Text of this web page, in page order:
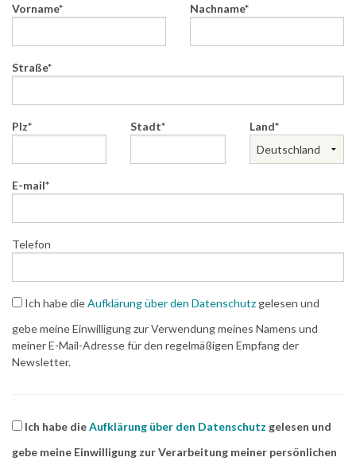
Vorname Nachname
Straße
Plz Stadt Land
E-mail
Telefon
Ich habe dieAufklärung über den Datenschutz gelesen und
gebe meine Einwilligung zur Verwendung meines Namens und
meiner E-Mail-Adresse für den regelmäßigen Empfang der
Newsletter.
Ich habe dieAufklärung über den Datenschutz gelesen und
gebe meine Einwilligung zur Verarbeitung meiner persönlichen